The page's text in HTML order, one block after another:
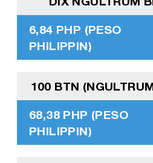
6,84 PHP (PESO
PHILIPPIN)
100 BTN
68,38 PHP (PESO
PHILIPPIN)